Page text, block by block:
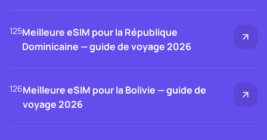
125Meilleure eSIM pour la République
Dominicaine — guide de voyage 2026
126Meilleure eSIM pour la Bolivie — guide de
voyage 2026